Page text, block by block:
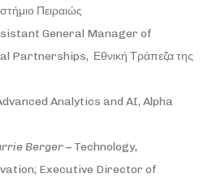
Πειραιώς
General Manager of
Partnerships, Εθνική Τράπεζα της
Analytics and AI, Alpha
Berger– Technology,
Executive Director of